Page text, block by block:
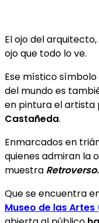
El ojo del
ojo que todo lo ve.
Ese místico
del mundo es
en pintura el artista
Castañeda.
Enmarcados en
quienes admiran la
muestra Retroverso.
Que se encuentra
Museo de las Artes